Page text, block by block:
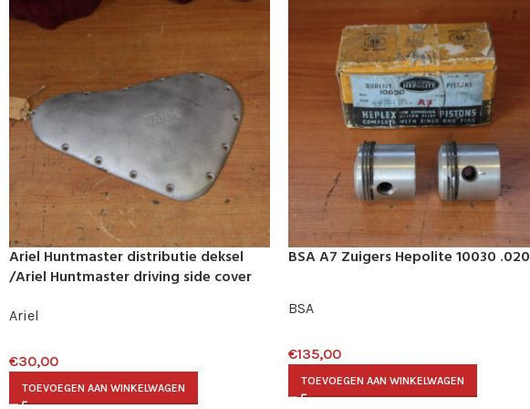
Ariel Huntmaster distributie deksel
/Ariel Huntmaster driving side cover
Ariel
€30,00
TOEVOEGEN AAN WINKELWAGEN
BSA A7 Zuigers Hepolite 10030 .020
BSA
€135,00
TOEVOEGEN AAN WINKELWAGEN